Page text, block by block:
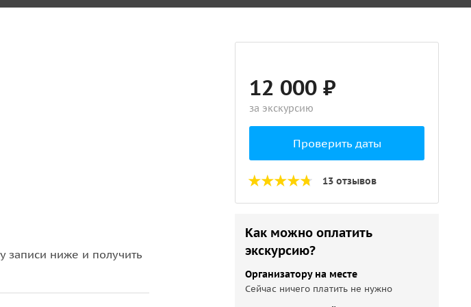
записи ниже и получить
12 000 ₽
за экскурсию
Проверить даты
13 отзывов
Как можно оплатить
экскурсию?
Организатору на месте
Сейчас ничего платить не нужно